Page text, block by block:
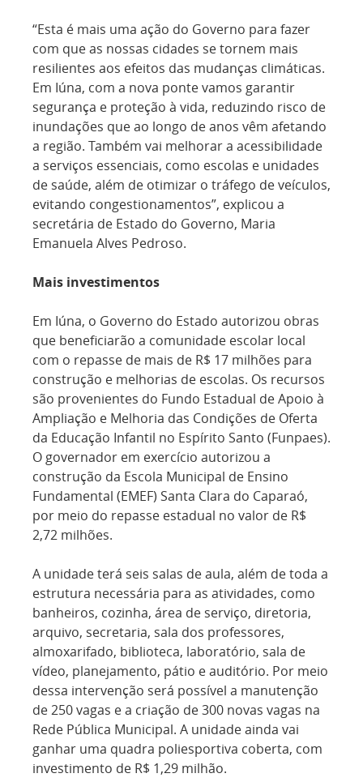
“Esta é mais uma ação do Governo para fazer
com que as nossas cidades se tornem mais
resilientes aos efeitos das mudanças climáticas.
Em Iúna, com a nova ponte vamos garantir
segurança e proteção à vida, reduzindo risco de
inundações que ao longo de anos vêm afetando
a região. Também vai melhorar a acessibilidade
a serviços essenciais, como escolas e unidades
de saúde, além de otimizar o tráfego de veículos,
evitando congestionamentos”, explicou a
secretária de Estado do Governo, Maria
Emanuela Alves Pedroso.
Mais investimentos
Em Iúna, o Governo do Estado autorizou obras
que beneficiarão a comunidade escolar local
com o repasse de mais de R$ 17 milhões para
construção e melhorias de escolas. Os recursos
são provenientes do Fundo Estadual de Apoio à
Ampliação e Melhoria das Condições de Oferta
da Educação Infantil no Espírito Santo (Funpaes).
O governador em exercício autorizou a
construção da Escola Municipal de Ensino
Fundamental (EMEF) Santa Clara do Caparaó,
por meio do repasse estadual no valor de R$
2,72 milhões.
A unidade terá seis salas de aula, além de toda a
estrutura necessária para as atividades, como
banheiros, cozinha, área de serviço, diretoria,
arquivo, secretaria, sala dos professores,
almoxarifado, biblioteca, laboratório, sala de
vídeo, planejamento, pátio e auditório. Por meio
dessa intervenção será possível a manutenção
de 250 vagas e a criação de 300 novas vagas na
Rede Pública Municipal. A unidade ainda vai
ganhar uma quadra poliesportiva coberta, com
investimento de R$ 1,29 milhão.